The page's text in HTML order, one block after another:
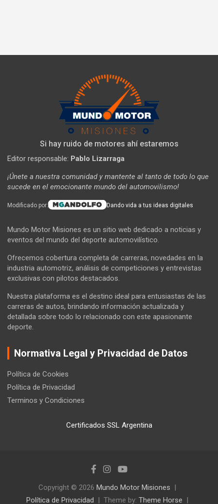
Si hay ruido de motores ahí estaremos
Editor responsable: Pablo Lizarraga
¡Únete a nuestra comunidad y mantente al tanto de todo lo que
sucede en el emocionante mundo del automovilismo!
Modificado por: Dando vida a tus ideas digitales
Mundo Motor Misiones es un sitio web dedicado a noticias y
eventos del mundo del deporte automovilístico.
Ofrecemos cobertura completa de carreras, novedades en la
industria automotriz, análisis de competiciones y entrevistas
exclusivas con pilotos destacados.
Nuestra plataforma es el destino ideal para entusiastas de las
carreras de autos, brindando información actualizada y
detallada sobre todo lo relacionado con este apasionante
deporte.
Normativa Legal y Privacidad de Datos
Política de Cookies
Política de Privacidad
Terminos y Condiciones
Certificados SSL Argentina
Copyright © 2026 Mundo Motor Misiones
Política de Privacidad
Theme by: Theme Horse